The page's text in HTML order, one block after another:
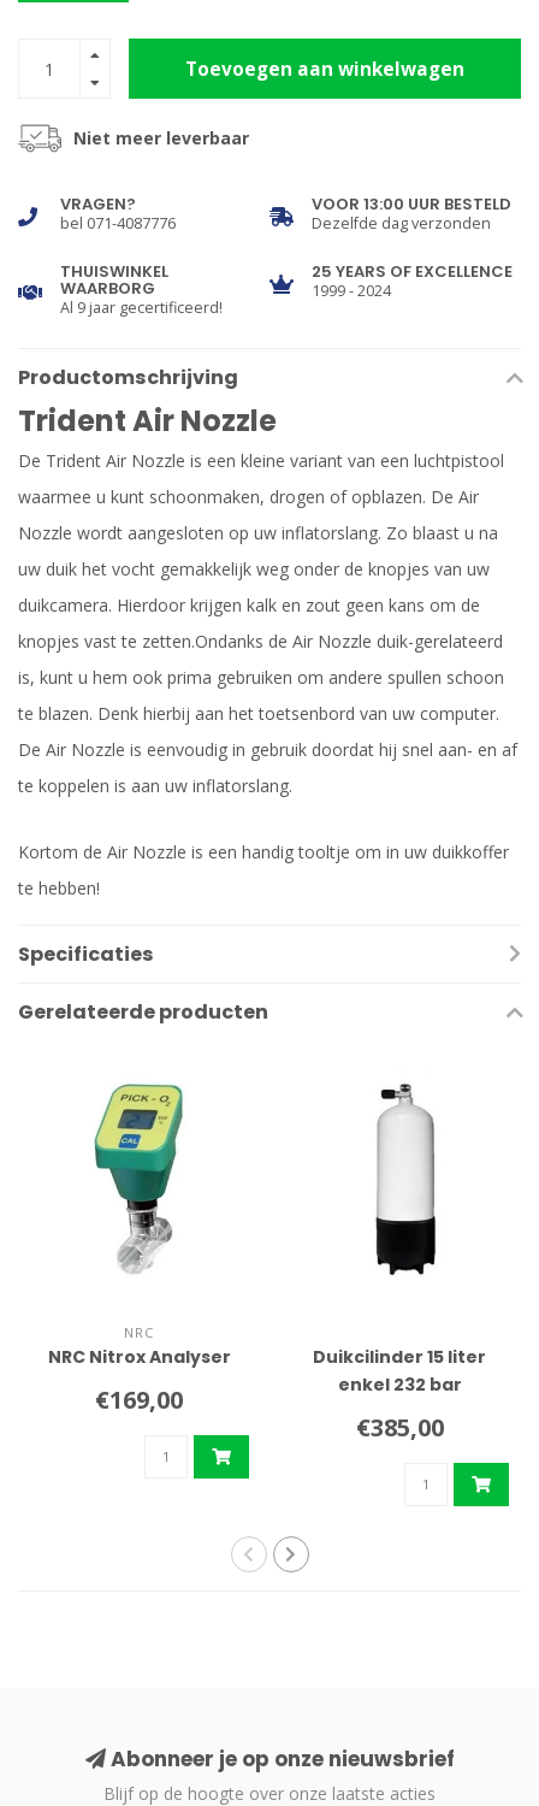
Toevoegen aan winkelwagen
Niet meer leverbaar
VRAGEN?
bel 071-4087776
VOOR 13:00 UUR BESTELD
Dezelfde dag verzonden
THUISWINKEL
WAARBORG
Al 9 jaar gecertificeerd!
25 YEARS OF EXCELLENCE
1999 - 2024
Productomschrijving
Trident Air Nozzle
De Trident Air Nozzle is een kleine variant van een luchtpistool
waarmee u kunt schoonmaken, drogen of opblazen. De Air
Nozzle wordt aangesloten op uw inflatorslang. Zo blaast u na
uw duik het vocht gemakkelijk weg onder de knopjes van uw
duikcamera. Hierdoor krijgen kalk en zout geen kans om de
knopjes vast te zetten.Ondanks de Air Nozzle duik-gerelateerd
is, kunt u hem ook prima gebruiken om andere spullen schoon
te blazen. Denk hierbij aan het toetsenbord van uw computer.
De Air Nozzle is eenvoudig in gebruik doordat hij snel aan- en af
te koppelen is aan uw inflatorslang.
Kortom de Air Nozzle is een handig tooltje om in uw duikkoffer
te hebben!
Specificaties
Gerelateerde producten
NRC
NRC Nitrox Analyser
€169,00
Duikcilinder 15 liter
enkel 232 bar
€385,00
Abonneer je op onze nieuwsbrief
Blijf op de hoogte over onze laatste acties